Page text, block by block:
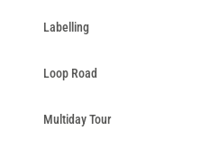
Labelling
Loop Road
Multiday Tour